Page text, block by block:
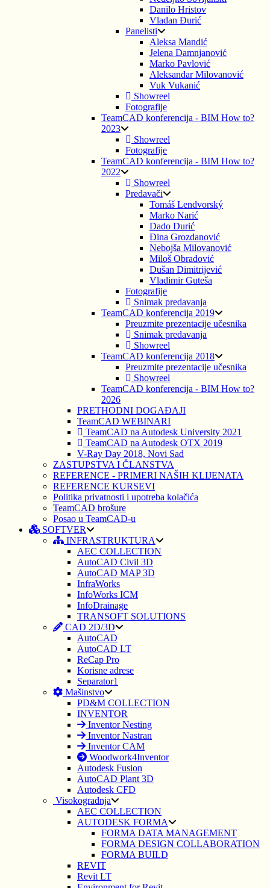
Danilo Hristov
Vladan Đurić
Panelisti
Aleksa Mandić
Jelena Damnjanović
Marko Pavlović
Aleksandar Milovanović
Vuk Vukanić
Showreel
Fotografije
TeamCAD konferencija - BIM How to?
2023
Showreel
Fotografije
TeamCAD konferencija - BIM How to?
2022
Showreel
Predavači
Tomáš Lendvorský
Marko Narić
Dado Durić
Đina Grozdanović
Nebojša Milovanović
Miloš Obradović
Dušan Dimitrijević
Vladimir Guteša
Fotografije
Snimak predavanja
TeamCAD konferencija 2019
Preuzmite prezentacije učesnika
Snimak predavanja
Showreel
TeamCAD konferencija 2018
Preuzmite prezentacije učesnika
Showreel
TeamCAD konferencija - BIM How to?
2026
PRETHODNI DOGAĐAJI
TeamCAD WEBINARI
TeamCAD na Autodesk University 2021
TeamCAD na Autodesk OTX 2019
V-Ray Day 2018, Novi Sad
ZASTUPSTVA I ČLANSTVA
REFERENCE - PRIMERI NAŠIH KLIJENATA
REFERENCE KURSEVI
Politika privatnosti i upotreba kolačića
TeamCAD brošure
Posao u TeamCAD-u
SOFTVER
INFRASTRUKTURA
AEC COLLECTION
AutoCAD Civil 3D
AutoCAD MAP 3D
InfraWorks
InfoWorks ICM
InfoDrainage
TRANSOFT SOLUTIONS
CAD 2D/3D
AutoCAD
AutoCAD LT
ReCap Pro
Korisne adrese
Separator1
Mašinstvo
PD&M COLLECTION
INVENTOR
Inventor Nesting
Inventor Nastran
Inventor CAM
Woodwork4Inventor
Autodesk Fusion
AutoCAD Plant 3D
Autodesk CFD
Visokogradnja
AEC COLLECTION
AUTODESK FORMA
FORMA DATA MANAGEMENT
FORMA DESIGN COLLABORATION
FORMA BUILD
REVIT
Revit LT